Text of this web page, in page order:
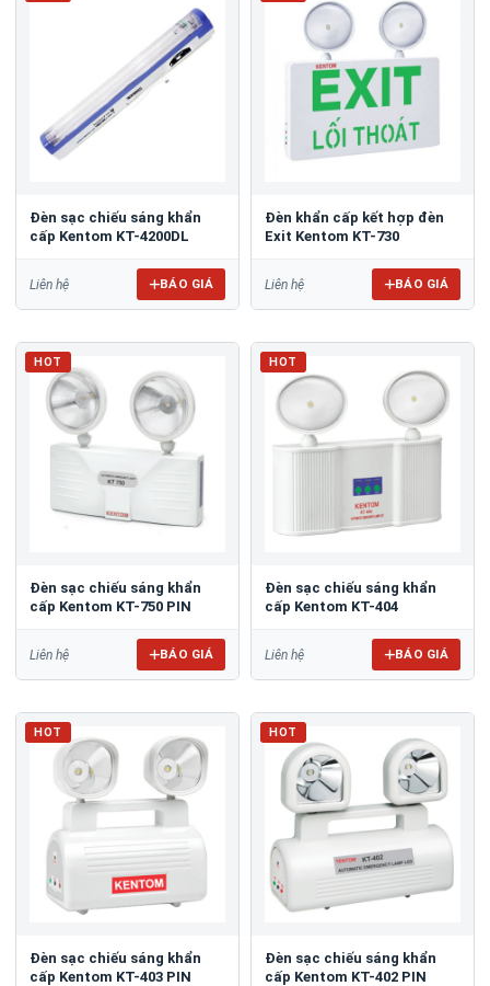
Đèn sạc chiếu sáng khẩn
cấp Kentom KT-4200DL
Liên hệ BÁO GIÁ
Đèn khẩn cấp kết hợp đèn
Exit Kentom KT-730
Liên hệ BÁO GIÁ
HOT
Đèn sạc chiếu sáng khẩn
cấp Kentom KT-750 PIN
Liên hệ BÁO GIÁ
HOT
Đèn sạc chiếu sáng khẩn
cấp Kentom KT-404
Liên hệ BÁO GIÁ
HOT
Đèn sạc chiếu sáng khẩn
cấp Kentom KT-403 PIN
HOT
Đèn sạc chiếu sáng khẩn
cấp Kentom KT-402 PIN